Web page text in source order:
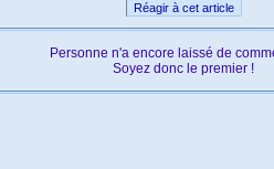
Réagir à cet article
Personne n'a encore laissé de
Soyez donc le premier !